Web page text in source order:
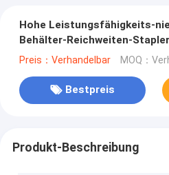
Hohe Leistungsfähigkeits-
Behälter-Reichweiten-
Preis：Verhandelbar MOQ：
Bestpreis
Produkt-Beschreibung